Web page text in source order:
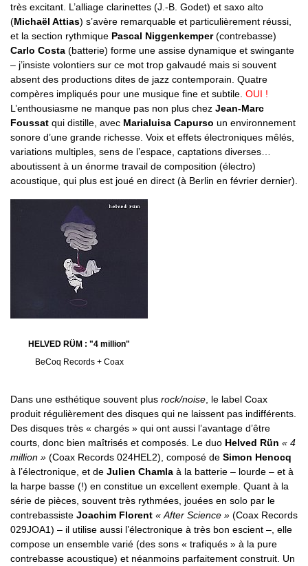
très excitant. L’alliage clarinettes (J.-B. Godet) et saxo alto
(Michaël Attias) s’avère remarquable et particulièrement réussi,
et la section rythmique Pascal Niggenkemper(contrebasse)
Carlo Costa (batterie) forme une assise dynamique et swingante
– j’insiste volontiers sur ce mot trop galvaudé mais si souvent
absent des productions dites de jazz contemporain. Quatre
compères impliqués pour une musique fine et subtile. OUI !
L’enthousiasme ne manque pas non plus chez Jean-Marc
Foussat qui distille, avec Marialuisa Capurso un environnement
sonore d’une grande richesse. Voix et effets électroniques mêlés,
variations multiples, sens de l’espace, captations diverses…
aboutissent à un énorme travail de composition (électro)
acoustique, qui plus est joué en direct (à Berlin en février dernier).
HELVED RÜM : "4 million"
BeCoq Records + Coax
Dans une esthétique souvent plus rock/noise , le label Coax
produit régulièrement des disques qui ne laissent pas indifférents.
Des disques très « chargés » qui ont aussi l’avantage d’être
courts, donc bien maîtrisés et composés. Le duo Helved Rün « 4
million » (Coax Records 024HEL2), composé de Simon Henocq
à l’électronique, et de Julien Chamla à la batterie – lourde – et à
la harpe basse (!) en constitue un excellent exemple. Quant à la
série de pièces, souvent très rythmées, jouées en solo par le
contrebassiste Joachim Florent « After Science » (Coax Records
029JOA1) – il utilise aussi l’électronique à très bon escient –, elle
compose un ensemble varié (des sons « trafiqués » à la pure
contrebasse acoustique) et néanmoins parfaitement construit. Un